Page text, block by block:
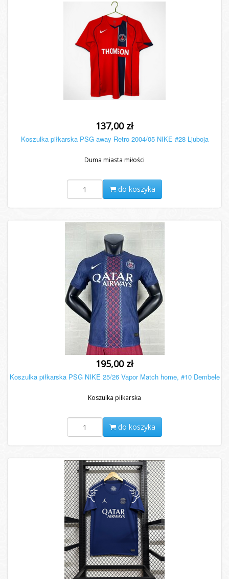
137,00 zł
Koszulka piłkarska PSG away Retro 2004/05 NIKE #28 Ljuboja
Duma miasta miłości
do koszyka
195,00 zł
Koszulka piłkarska PSG NIKE 25/26 Vapor Match home, #10 Dembele
Koszulka piłkarska
do koszyka